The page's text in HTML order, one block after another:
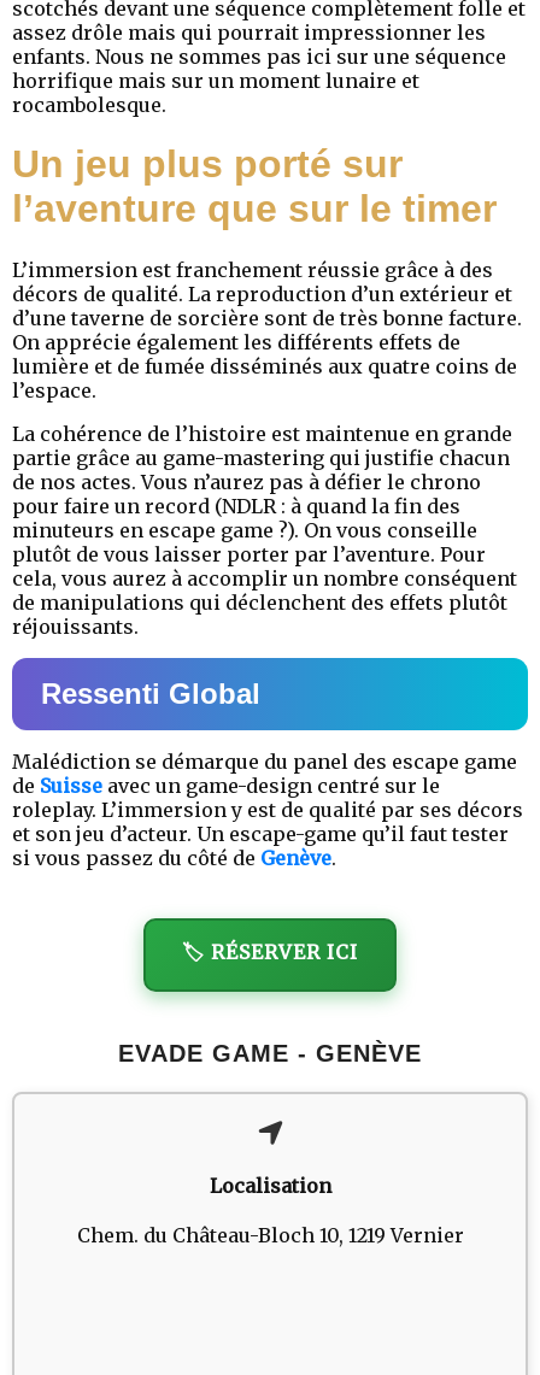
scotchés devant une séquence complètement folle et
assez drôle mais qui pourrait impressionner les
enfants. Nous ne sommes pas ici sur une séquence
horrifique mais sur un moment lunaire et
rocambolesque.
Un jeu plus porté sur
l’aventure que sur le timer
L’immersion est franchement réussie grâce à des
décors de qualité. La reproduction d’un extérieur et
d’une taverne de sorcière sont de très bonne facture.
On apprécie également les différents effets de
lumière et de fumée disséminés aux quatre coins de
l’espace.
La cohérence de l’histoire est maintenue en grande
partie grâce au game-mastering qui justifie chacun
de nos actes. Vous n’aurez pas à défier le chrono
pour faire un record (NDLR : à quand la fin des
minuteurs en escape game ?). On vous conseille
plutôt de vous laisser porter par l’aventure. Pour
cela, vous aurez à accomplir un nombre conséquent
de manipulations qui déclenchent des effets plutôt
réjouissants.
Ressenti Global
Malédiction se démarque du panel des escape game
de Suisse avec un game-design centré sur le
roleplay. L’immersion y est de qualité par ses décors
et son jeu d’acteur. Un escape-game qu’il faut tester
si vous passez du côté de Genève.
🏷️ RÉSERVER ICI
EVADE GAME - GENÈVE
Localisation
Chem. du Château-Bloch 10, 1219 Vernier